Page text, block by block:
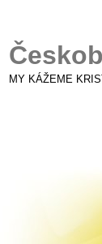
MY KÁŽEME